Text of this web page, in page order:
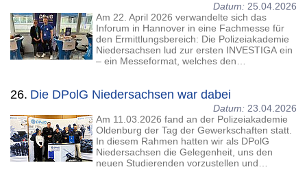
Datum: 25.04.2026
Am 22. April 2026 verwandelte sich das
Inforum in Hannover in eine Fachmesse für
den Ermittlungsbereich: Die Polizeiakademie
Niedersachsen lud zur ersten INVESTIGA ein
– ein Messeformat, welches den…
26. Die DPolG Niedersachsen war dabei
Datum: 23.04.2026
Am 11.03.2026 fand an der Polizeiakademie
Oldenburg der Tag der Gewerkschaften statt.
In diesem Rahmen hatten wir als DPolG
Niedersachsen die Gelegenheit, uns den
neuen Studierenden vorzustellen und…